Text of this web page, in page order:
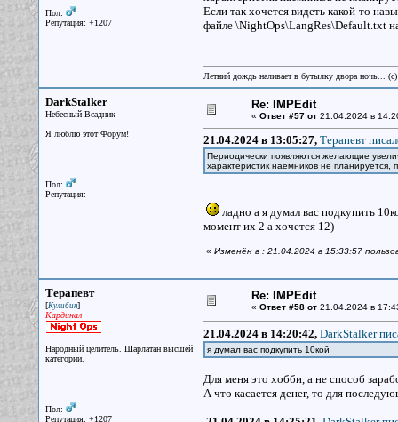
Пол:
Репутация: +1207
Если так хочется видеть какой-то
файле \NightOps\LangRes\Default.txt
Летний дождь наливает в бутылку двора ночь...
DarkStalker
Небесный Всадник
Я люблю этот Форум!
Пол:
Репутация: ---
Re: IMPEdit
« Ответ #57 от21.04.2024 в
21.04.2024 в 13:05:27, Терапевт
Периодически появляются желающие
характеристик наёмников не планируется,
ладно а я думал вас подкупить
момент их 2 а хочется 12)
« Изменён в : 21.04.2024 в 15:33:57
Терапевт
[Кулибин]
Кардинал
Народный целитель. Шарлатан высшей
категории.
Пол:
Репутация: +1207
Re: IMPEdit
« Ответ #58 от21.04.2024 в
21.04.2024 в 14:20:42, DarkStalker
я думал вас подкупить 10кой
Для меня это хобби, а не способ
А что касается денег, то для